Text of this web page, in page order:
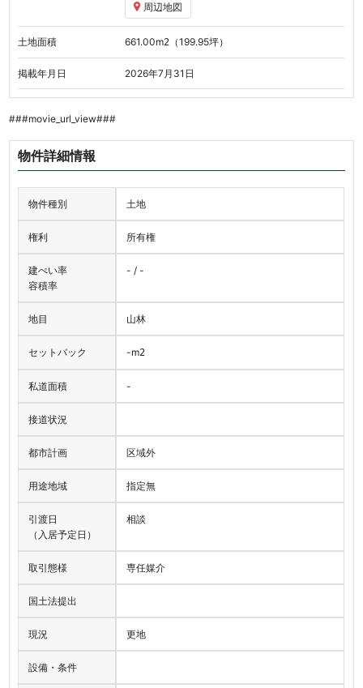
周辺地図
土地面積 661.00m2 （199.95坪）
掲載年月日 2026年7月31日
###movie_url_view###
物件詳細情報
物件種別 土地
権利 所有権
建ぺい率
容積率
- / -
地目 山林
セットバック -m2
私道面積 -
接道状況
都市計画 区域外
用途地域 指定無
引渡日
（入居予定日）
相談
取引態様 専任媒介
国土法提出
現況 更地
設備・条件